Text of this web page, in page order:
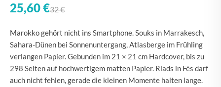
25,60 €32 €
Marokko gehört nicht ins Smartphone. Souks in Marrakesch,
Sahara-Dünen bei Sonnenuntergang, Atlasberge im Frühling
verlangen Papier. Gebunden im 21 × 21 cm Hardcover, bis zu
298 Seiten auf hochwertigem matten Papier. Riads in Fès darf
auch nicht fehlen, gerade die kleinen Momente halten lange.